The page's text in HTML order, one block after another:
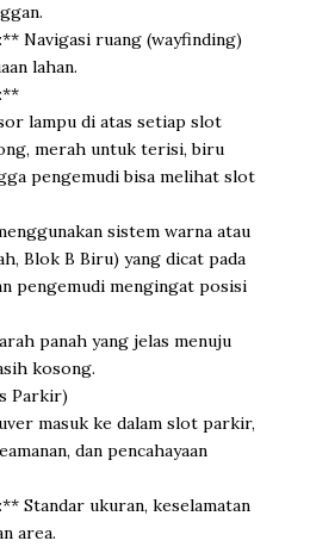
Navigasi ruang (wayfinding)
lahan.
lampu di atas setiap slot
merah untuk terisi, biru
pengemudi bisa melihat slot
sistem warna atau
Blok B Biru) yang dicat pada
pengemudi mengingat posisi
panah yang jelas menuju
kosong.
Parkir)
masuk ke dalam slot parkir,
dan pencahayaan
Standar ukuran, keselamatan
area.